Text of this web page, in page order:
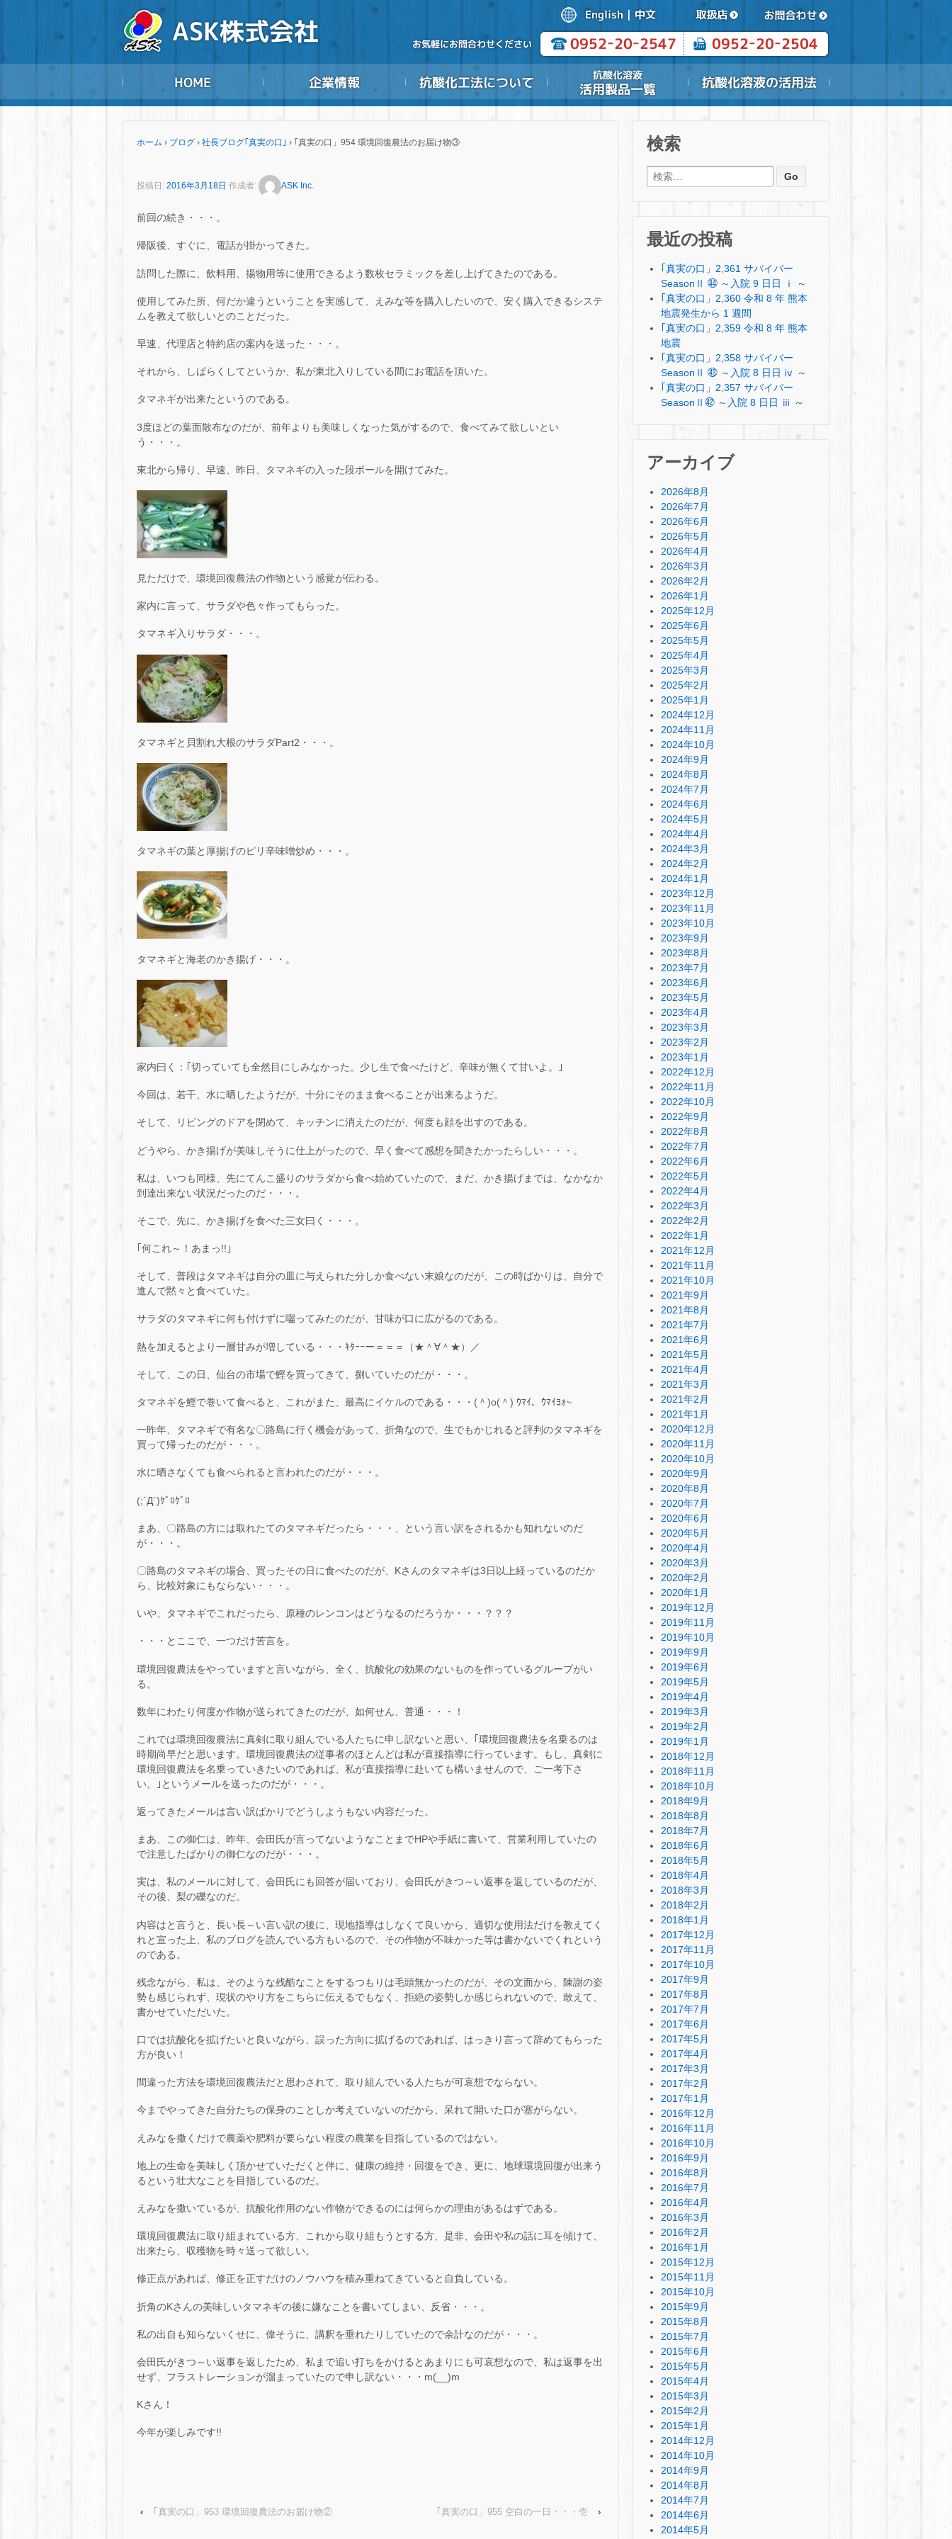
ホーム › ブログ › 社長ブログ｢真実の口｣ › ｢真実の口」954 環境回復農法のお届け物③
投稿日: 2016年3月18日 作成者: ASK Inc.
前回の続き・・・。
帰阪後、すぐに、電話が掛かってきた。
訪問した際に、飲料用、揚物用等に使用できるよう数枚セラミックを差し上げてきたのである。
使用してみた所、何だか違うということを実感して、えみな等を購入したいので、安く購入できるシステ
ムを教えて欲しいとのことだった。
早速、代理店と特約店の案内を送った・・・。
それから、しばらくしてというか、私が東北入りしている間にお電話を頂いた。
タマネギが出来たというのである。
3度ほどの葉面散布なのだが、前年よりも美味しくなった気がするので、食べてみて欲しいとい
う・・・。
東北から帰り、早速、昨日、タマネギの入った段ボールを開けてみた。
見ただけで、環境回復農法の作物という感覚が伝わる。
家内に言って、サラダや色々作ってもらった。
タマネギ入りサラダ・・・。
タマネギと貝割れ大根のサラダPart2・・・。
タマネギの葉と厚揚げのピリ辛味噌炒め・・・。
タマネギと海老のかき揚げ・・・。
家内曰く：｢切っていても全然目にしみなかった。少し生で食べたけど、辛味が無くて甘いよ。｣
今回は、若干、水に晒したようだが、十分にそのまま食べることが出来るようだ。
そして、リビングのドアを閉めて、キッチンに消えたのだが、何度も顔を出すのである。
どうやら、かき揚げが美味しそうに仕上がったので、早く食べて感想を聞きたかったらしい・・・。
私は、いつも同様、先にてんこ盛りのサラダから食べ始めていたので、まだ、かき揚げまでは、なかなか
到達出来ない状況だったのだ・・・。
そこで、先に、かき揚げを食べた三女曰く・・・。
｢何これ～！あまっ!!｣
そして、普段はタマネギは自分の皿に与えられた分しか食べない末娘なのだが、この時ばかりは、自分で
進んで黙々と食べていた。
サラダのタマネギに何も付けずに囓ってみたのだが、甘味が口に広がるのである。
熱を加えるとより一層甘みが増している・・・ｷﾀｰｰー＝＝＝（★＾∀＾★）／
そして、この日、仙台の市場で鰹を買ってきて、捌いていたのだが・・・。
タマネギを鰹で巻いて食べると、これがまた、最高にイケルのである・・・(＾)o(＾) ｳﾏｲ、ｳﾏｲﾖｫ~
一昨年、タマネギで有名な〇路島に行く機会があって、折角なので、生でもかじれると評判のタマネギを
買って帰ったのだが・・・。
水に晒さなくても食べられると言われたのだが・・・。
(;´Д`)ｹﾞﾛｹﾞﾛ
まあ、〇路島の方には取れたてのタマネギだったら・・・、という言い訳をされるかも知れないのだ
が・・・。
〇路島のタマネギの場合、買ったその日に食べたのだが、Kさんのタマネギは3日以上経っているのだか
ら、比較対象にもならない・・・。
いや、タマネギでこれだったら、原種のレンコンはどうなるのだろうか・・・？？？
・・・とここで、一つだけ苦言を。
環境回復農法をやっていますと言いながら、全く、抗酸化の効果のないものを作っているグループがい
る。
数年にわたり何度か作物が送られてきたのだが、如何せん、普通・・・！
これでは環境回復農法に真剣に取り組んでいる人たちに申し訳ないと思い、｢環境回復農法を名乗るのは
時期尚早だと思います。環境回復農法の従事者のほとんどは私が直接指導に行っています。もし、真剣に
環境回復農法を名乗っていきたいのであれば、私が直接指導に赴いても構いませんので、ご一考下さ
い。｣というメールを送ったのだが・・・。
返ってきたメールは言い訳ばかりでどうしようもない内容だった。
まあ、この御仁は、昨年、会田氏が言ってないようなことまでHPや手紙に書いて、営業利用していたの
で注意したばかりの御仁なのだが・・・。
実は、私のメールに対して、会田氏にも回答が届いており、会田氏がきつ～い返事を返しているのだが、
その後、梨の礫なのだ。
内容はと言うと、長い長～い言い訳の後に、現地指導はしなくて良いから、適切な使用法だけを教えてく
れと宣った上、私のブログを読んでいる方もいるので、その作物が不味かった等は書かないでくれという
のである。
残念ながら、私は、そのような残酷なことをするつもりは毛頭無かったのだが、その文面から、陳謝の姿
勢も感じられず、現状のやり方をこちらに伝えるでもなく、拒絶の姿勢しか感じられないので、敢えて、
書かせていただいた。
口では抗酸化を拡げたいと良いながら、誤った方向に拡げるのであれば、はっきり言って辞めてもらった
方が良い！
間違った方法を環境回復農法だと思わされて、取り組んでいる人たちが可哀想でならない。
今までやってきた自分たちの保身のことしか考えていないのだから、呆れて開いた口が塞がらない。
えみなを撒くだけで農薬や肥料が要らない程度の農業を目指しているのではない。
地上の生命を美味しく頂かせていただくと伴に、健康の維持・回復をでき、更に、地球環境回復が出来う
るという壮大なことを目指しているのだ。
えみなを撒いているが、抗酸化作用のない作物ができるのには何らかの理由があるはずである。
環境回復農法に取り組まれている方、これから取り組もうとする方、是非、会田や私の話に耳を傾けて、
出来たら、収穫物を時々送って欲しい。
修正点があれば、修正を正すだけのノウハウを積み重ねてきていると自負している。
折角のKさんの美味しいタマネギの後に嫌なことを書いてしまい、反省・・・。
私の出自も知らないくせに、偉そうに、講釈を垂れたりしていたので余計なのだが・・・。
会田氏がきつ～い返事を返したため、私まで追い打ちをかけるとあまりにも可哀想なので、私は返事を出
せず、フラストレーションが溜まっていたので申し訳ない・・・m(__)m
Kさん！
今年が楽しみです!!
‹ ｢真実の口」953 環境回復農法のお届け物② ｢真実の口」955 空白の一日・・・壱 ›
検索
検索:
最近の投稿
｢真実の口」2,361 サバイバー
SeasonⅡ ㊹ ～入院 9 日日 ⅰ ～
｢真実の口」2,360 令和 8 年 熊本
地震発生から 1 週間
｢真実の口」2,359 令和 8 年 熊本
地震
｢真実の口」2,358 サバイバー
SeasonⅡ ㊸ ～入院 8 日日 ⅳ ～
｢真実の口」2,357 サバイバー
SeasonⅡ㊷ ～入院 8 日日 ⅲ ～
アーカイブ
2026年8月
2026年7月
2026年6月
2026年5月
2026年4月
2026年3月
2026年2月
2026年1月
2025年12月
2025年6月
2025年5月
2025年4月
2025年3月
2025年2月
2025年1月
2024年12月
2024年11月
2024年10月
2024年9月
2024年8月
2024年7月
2024年6月
2024年5月
2024年4月
2024年3月
2024年2月
2024年1月
2023年12月
2023年11月
2023年10月
2023年9月
2023年8月
2023年7月
2023年6月
2023年5月
2023年4月
2023年3月
2023年2月
2023年1月
2022年12月
2022年11月
2022年10月
2022年9月
2022年8月
2022年7月
2022年6月
2022年5月
2022年4月
2022年3月
2022年2月
2022年1月
2021年12月
2021年11月
2021年10月
2021年9月
2021年8月
2021年7月
2021年6月
2021年5月
2021年4月
2021年3月
2021年2月
2021年1月
2020年12月
2020年11月
2020年10月
2020年9月
2020年8月
2020年7月
2020年6月
2020年5月
2020年4月
2020年3月
2020年2月
2020年1月
2019年12月
2019年11月
2019年10月
2019年9月
2019年6月
2019年5月
2019年4月
2019年3月
2019年2月
2019年1月
2018年12月
2018年11月
2018年10月
2018年9月
2018年8月
2018年7月
2018年6月
2018年5月
2018年4月
2018年3月
2018年2月
2018年1月
2017年12月
2017年11月
2017年10月
2017年9月
2017年8月
2017年7月
2017年6月
2017年5月
2017年4月
2017年3月
2017年2月
2017年1月
2016年12月
2016年11月
2016年10月
2016年9月
2016年8月
2016年7月
2016年4月
2016年3月
2016年2月
2016年1月
2015年12月
2015年11月
2015年10月
2015年9月
2015年8月
2015年7月
2015年6月
2015年5月
2015年4月
2015年3月
2015年2月
2015年1月
2014年12月
2014年10月
2014年9月
2014年8月
2014年7月
2014年6月
2014年5月